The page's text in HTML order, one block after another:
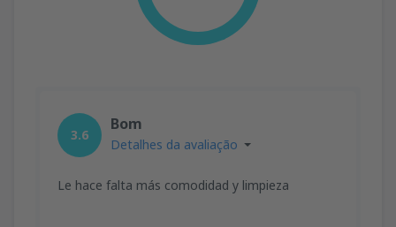
3.6
Bom
Detalhes da avaliação
Le hace falta más comodidad y limpieza